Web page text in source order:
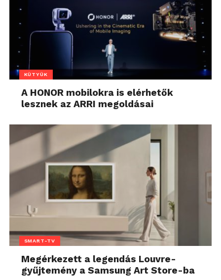
KÜTYÜK
A HONOR mobilokra is elérhetők
lesznek az ARRI megoldásai
SMART-TV
Megérkezett a legendás Louvre-
gyűjtemény a Samsung Art Store-ba